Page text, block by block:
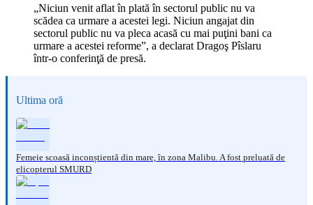
„Niciun venit aflat în plată în sectorul public nu va
scădea ca urmare a acestei legi. Niciun angajat din
sectorul public nu va pleca acasă cu mai puţini bani ca
urmare a acestei reforme”, a declarat Dragoş Pîslaru
într-o conferinţă de presă.
Ultima oră
Femeie scoasă inconștientă din mare, în zona Malibu. A fost preluată de
elicopterul SMURD